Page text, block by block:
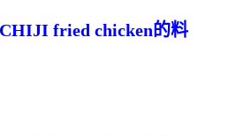
CHIJI fried chicken的料